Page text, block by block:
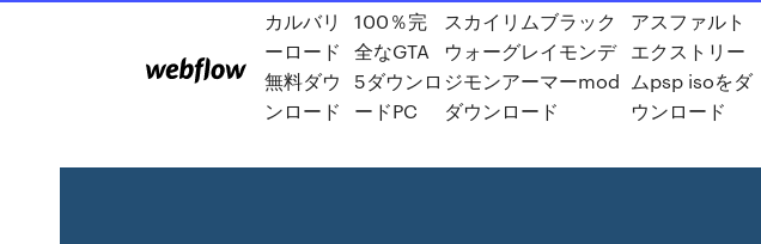
カルバリ
ーロード
無料ダウ
ンロード
100％完
全なGTA
5ダウンロ
ードPC
スカイリムブラック
ウォーグレイモンデ
ジモンアーマーmod
ダウンロード
アスファルト
エクストリー
ムpsp isoをダ
ウンロード